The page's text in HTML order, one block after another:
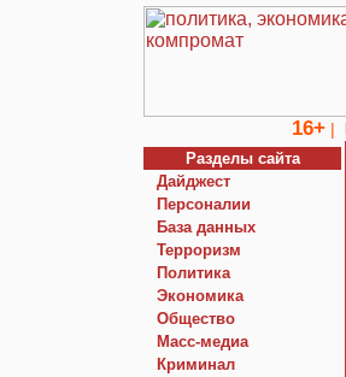
16+ |
Разделы сайта
Дайджест
Персоналии
База данных
Терроризм
Политика
Экономика
Общество
Macc-медиа
Криминал